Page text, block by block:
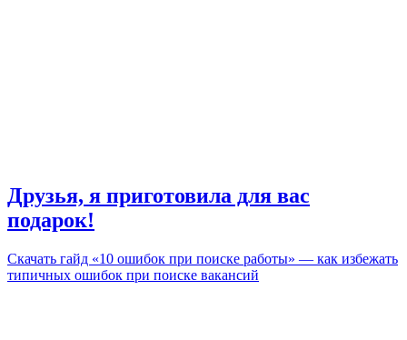
Друзья, я приготовила для вас
подарок!
Скачать гайд «10 ошибок при поиске работы» — как избежать
типичных ошибок при поиске вакансий